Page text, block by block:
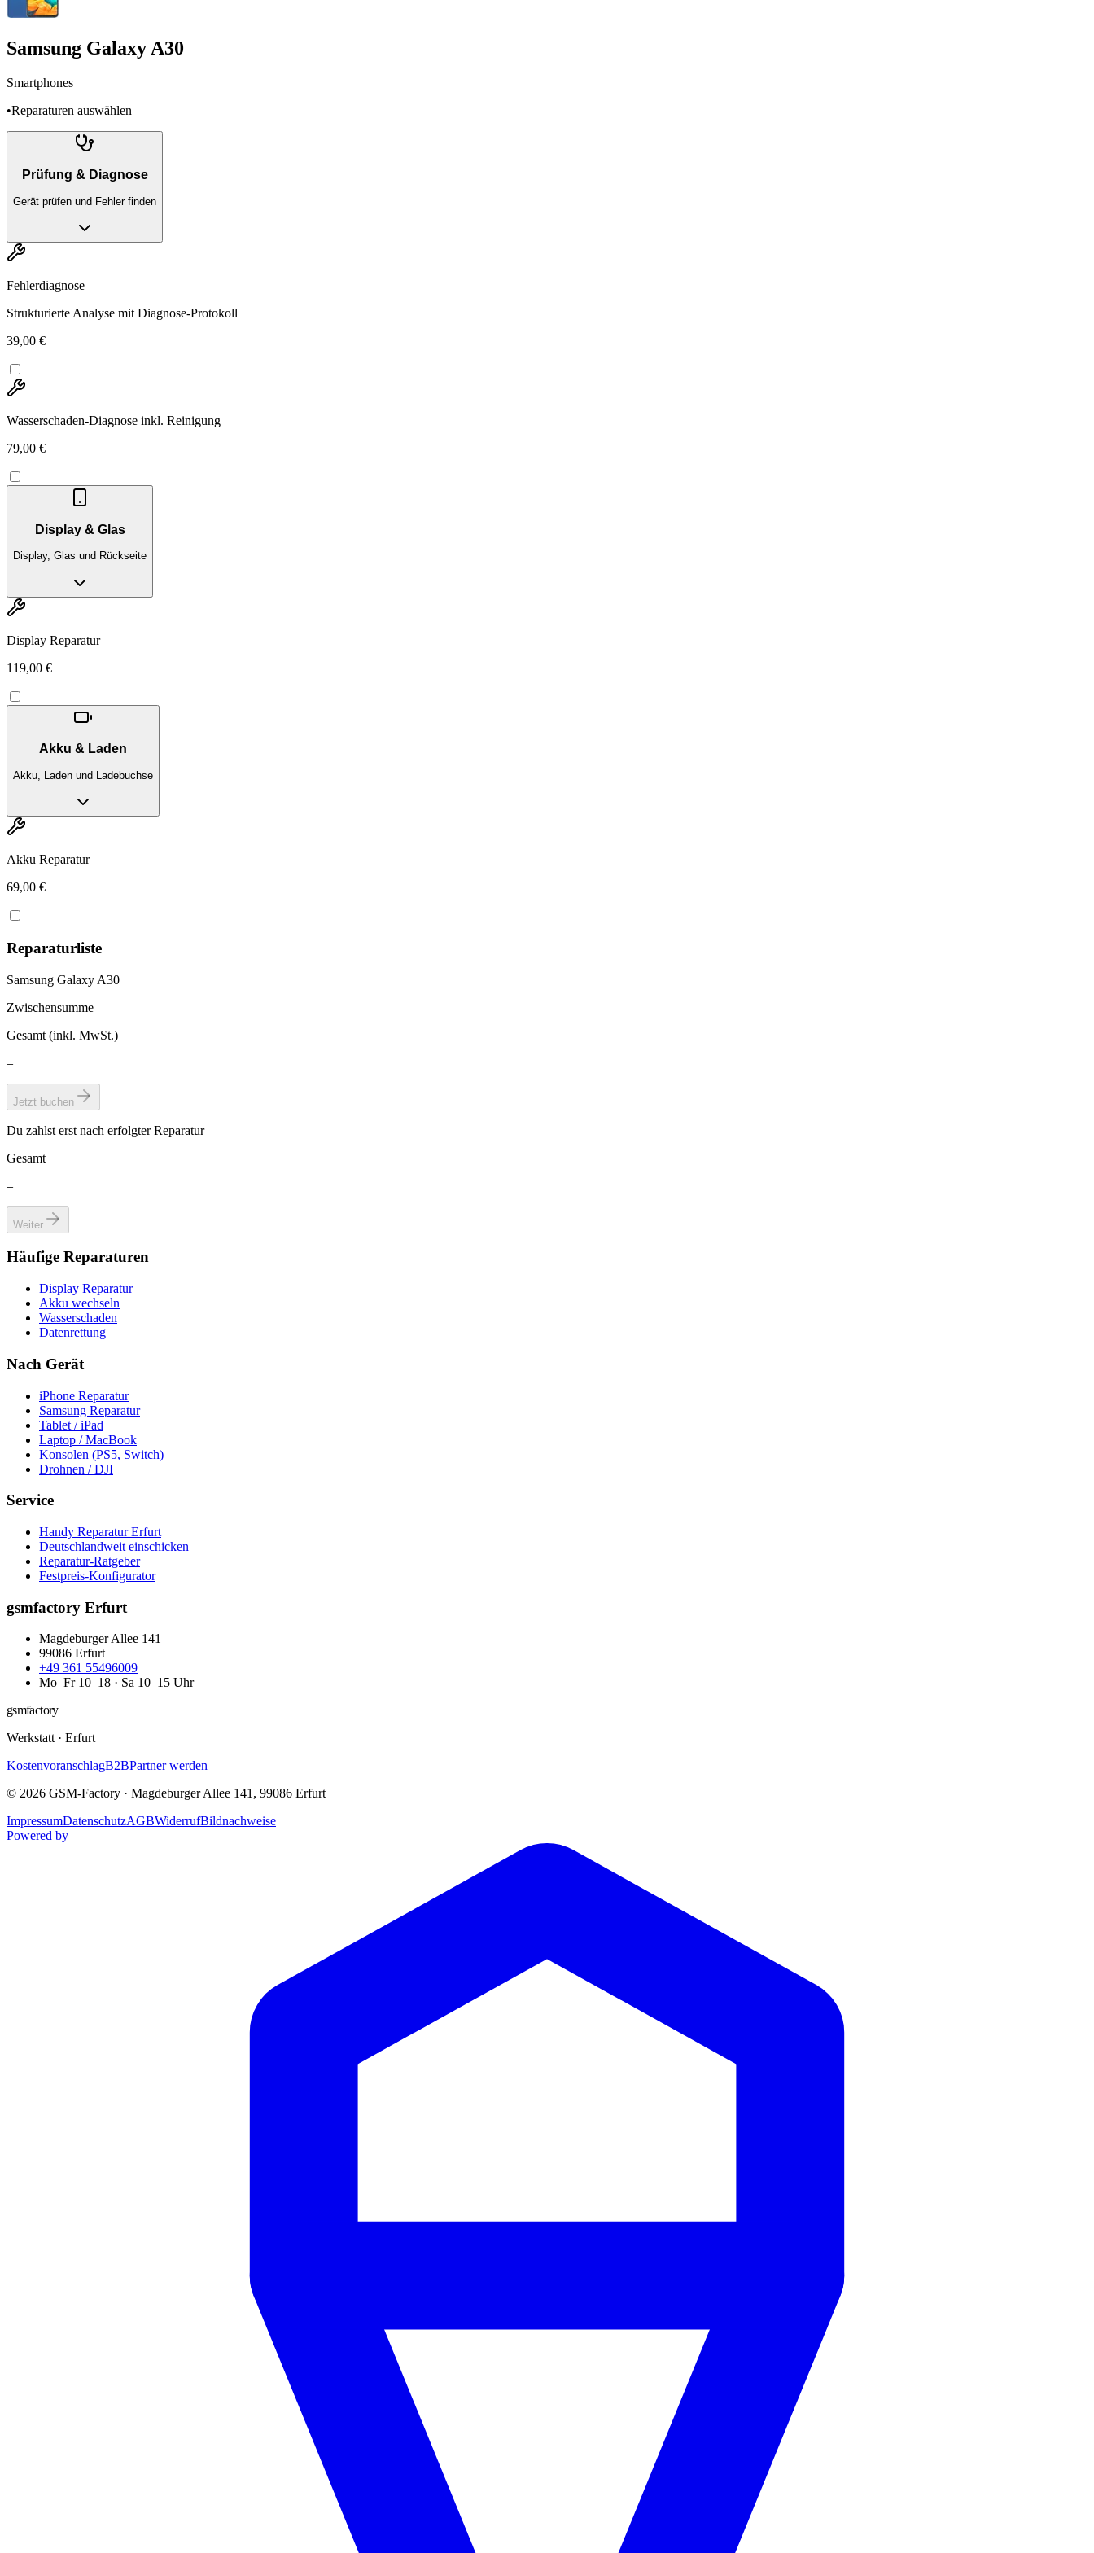
Samsung Galaxy A30
Smartphones
•Reparaturen auswählen
Prüfung & Diagnose
Gerät prüfen und Fehler finden
Fehlerdiagnose
Strukturierte Analyse mit Diagnose-Protokoll
39,00 €
Wasserschaden-Diagnose inkl. Reinigung
79,00 €
Display & Glas
Display, Glas und Rückseite
Display Reparatur
119,00 €
Akku & Laden
Akku, Laden und Ladebuchse
Akku Reparatur
69,00 €
Reparaturliste
Samsung Galaxy A30
Zwischensumme–
Gesamt (inkl. MwSt.)
–
Jetzt buchen
Du zahlst erst nach erfolgter Reparatur
Gesamt
–
Weiter
Häufige Reparaturen
Display Reparatur
Akku wechseln
Wasserschaden
Datenrettung
Nach Gerät
iPhone Reparatur
Samsung Reparatur
Tablet / iPad
Laptop / MacBook
Konsolen (PS5, Switch)
Drohnen / DJI
Service
Handy Reparatur Erfurt
Deutschlandweit einschicken
Reparatur-Ratgeber
Festpreis-Konfigurator
gsmfactory Erfurt
Magdeburger Allee 141
99086 Erfurt
+49 361 55496009
Mo–Fr 10–18 · Sa 10–15 Uhr
gsmfactory
Werkstatt· Erfurt
KostenvoranschlagB2BPartner werden
© 2026 GSM-Factory · Magdeburger Allee 141, 99086 Erfurt
ImpressumDatenschutzAGBWiderrufBildnachweise
Powered by